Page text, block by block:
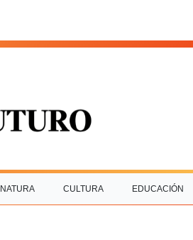
NATURA CULTURA EDUCACIÓN